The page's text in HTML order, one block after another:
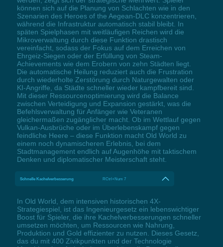
können sich auf die Planung von Schlachten wie in den
Szenarien des Heroes of the Aegean-DLC konzentrieren,
während die Infrastruktur automatisch stabil bleibt. In
späten Spielphasen mit weitläufigen Reichen wird die
Mikroverwaltung durch diese Funktion drastisch
vereinfacht, sodass der Fokus auf dem Erreichen von
Ehrgeiz-Siegen oder der Erfüllung von Steam-
Achievements wie dem Erobern von zehn Städten liegt.
Die automatische Heilung reduziert auch die Frustration
durch wiederholte Zerstörung durch Naturgewalten oder
KI-Angriffe, da Städte schneller wieder kampfbereit sind.
Mit dieser Ressourcenoptimierung wird die Balance
zwischen Verteidigung und Expansion gestärkt, was die
Befehlsverwaltung für Anfänger wie Veteranen
gleichermaßen zugänglicher macht. Ob im Wettlauf gegen
Vulkan-Ausbrüche oder im Überlebenskampf gegen
feindliche Heere – diese Funktion macht Old World zu
einem noch dynamischeren Erlebnis, bei dem
Stadtmanagement endlich auf Augenhöhe mit taktischem
Denken und diplomatischer Meisterschaft steht.
Schnelle Kachelverbesserung RCtrl+Num 7
In Old World, dem intensiven historischen 4X-
Strategiespiel, ist das Ingenieurgesetz ein lebenswichtiger
Boost für Spieler, die ihre Kachelverbesserungen schneller
umsetzen möchten, um Ressourcen wie Nahrung,
Produktion und Gold effizienter zu nutzen. Dieses Gesetz,
das du mit 400 Zivikpunkten und der Technologie